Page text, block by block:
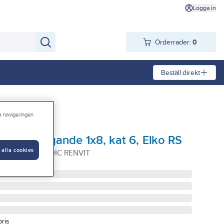
Logga in
Orderrader: 0
Beställ direkt
1x8, kat 6, Elko RS
1X8 C6 NORDIC RENVIT
navigeringen
alla cookies